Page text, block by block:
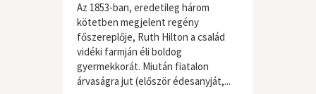
Az 1853-ban, eredetileg három
kötetben megjelent regény
főszereplője, Ruth Hilton a család
vidéki farmján éli boldog
gyermekkorát. Miután fiatalon
árvaságra jut (először édesanyját,...